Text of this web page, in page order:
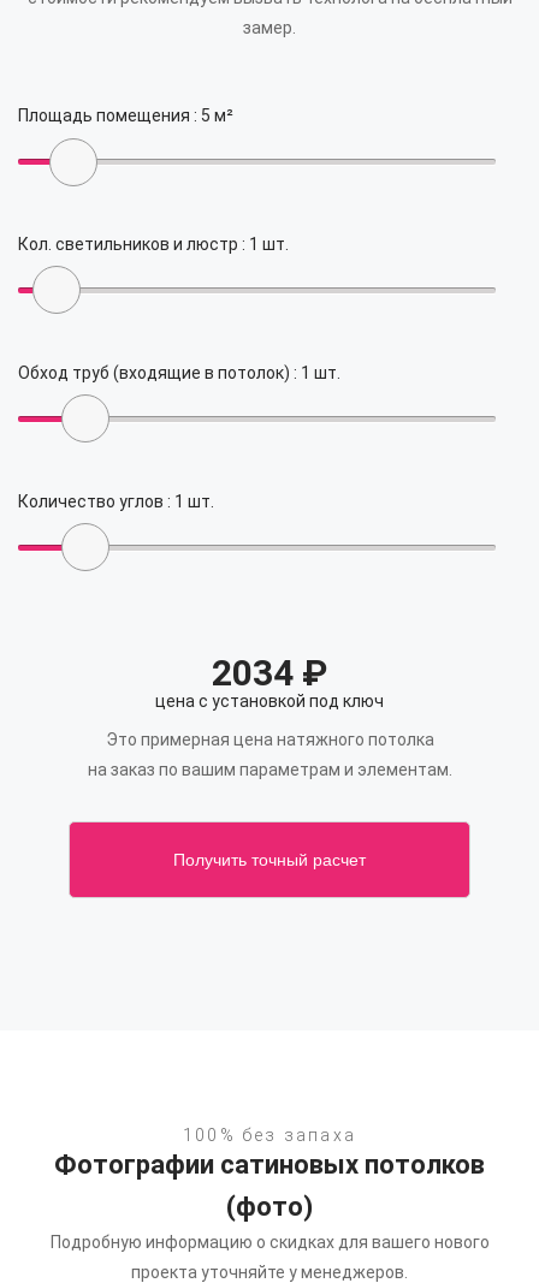
замер.
Площадь помещения : 5 м²
Кол. светильников и люстр : 1 шт.
Обход труб (входящие в потолок) : 1 шт.
Количество углов : 1 шт.
2034 ₽
цена с установкой под ключ
Это примерная цена натяжного потолка
на заказ по вашим параметрам и элементам.
Получить точный расчет
100% без запаха
Фотографии сатиновых потолков
(фото)
Подробную информацию о скидках для вашего нового
проекта уточняйте у менеджеров.